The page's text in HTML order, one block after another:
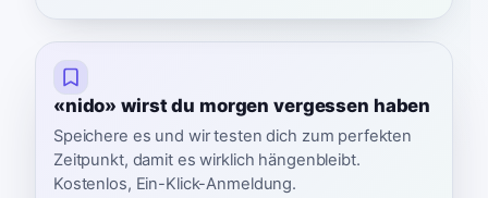
«nido» wirst du morgen vergessen haben
Speichere es und wir testen dich zum perfekten
Zeitpunkt, damit es wirklich hängenbleibt.
Kostenlos, Ein-Klick-Anmeldung.